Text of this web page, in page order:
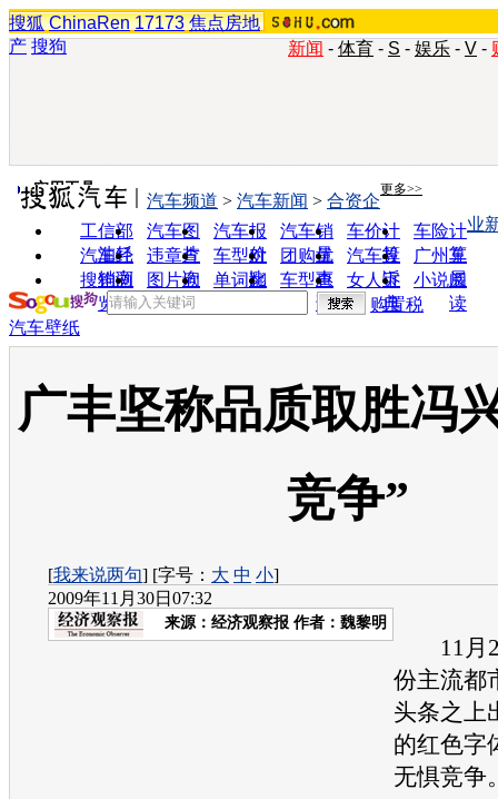
搜狐 ChinaRen 17173 焦点房地
产 搜狗 新闻 - 体育 - S - 娱乐 - V -
实用工具 更多>>
工信部
油耗
汽车图
片
汽车报
价
汽车销
量
车价计
算
车险计
算
汽车经
销商
违章查
询
车型对
比
团购优
惠
汽车投
诉
广州车
展
搜狗浏
览器
图片欣
赏
单词翻
车型查
询
女人宝
典
小说阅
读
汽车频道 > 汽车新闻 > 合资企
业
购置税
汽车壁纸
广丰坚称品质取胜冯
竞争”
[我来说两句] [字号： 大 中 小]
2009年11月30日07:32
来源： 经济观察报 作者：魏黎明
11月
份主流都
头条之上
的红色字
无惧竞争